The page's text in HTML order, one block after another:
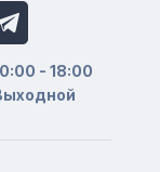
- 18:00